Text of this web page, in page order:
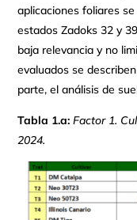
aplicaciones foliares
estados Zadoks 32 y
baja relevancia y no
evaluados se
parte, el análisis de
Tabla 1.a:Factor 1.
2024.